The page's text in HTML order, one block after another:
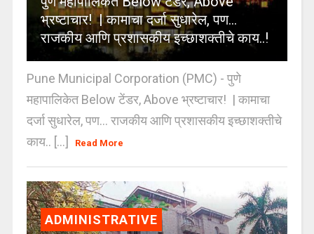
भ्रष्टाचार! | कामाचा दर्जा सुधारेल, पण…
राजकीय आणि प्रशासकीय इच्छाशक्तीचे काय..!
Pune Municipal Corporation (PMC) - पुणे
महापालिकेत Below टेंडर, Above भ्रष्टाचार! | कामाचा
दर्जा सुधारेल, पण… राजकीय आणि प्रशासकीय इच्छाशक्तीचे
काय.. [...]
Read More
ADMINISTRATIVE